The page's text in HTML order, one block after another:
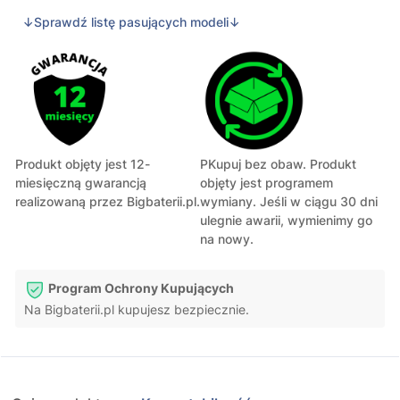
↓Sprawdź listę pasujących modeli↓
Produkt objęty jest 12-
miesięczną gwarancją
realizowaną przez Bigbaterii.pl.
PKupuj bez obaw. Produkt
objęty jest programem
wymiany. Jeśli w ciągu 30 dni
ulegnie awarii, wymienimy go
na nowy.
Program Ochrony Kupujących
Na Bigbaterii.pl kupujesz bezpiecznie.